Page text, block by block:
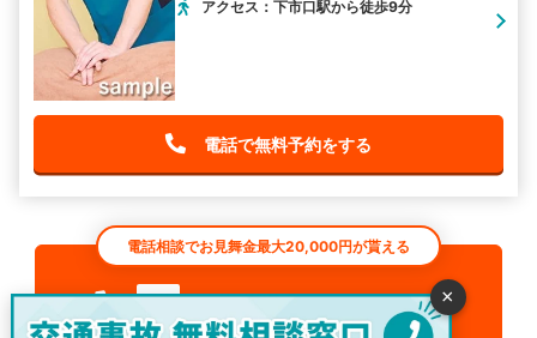
アクセス：下市口駅から徒歩9分
電話で無料予約をする
電話相談でお見舞金最大20,000円が貰える
24h
対応
0120-963-887×